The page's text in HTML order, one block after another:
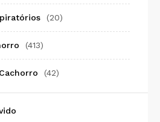
(20)
(413)
(42)